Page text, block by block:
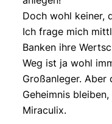
Doch wohl keiner,
Ich frage mich
Banken ihre
Weg ist ja wohl
Großanleger.
Geheimnis
Miraculix.